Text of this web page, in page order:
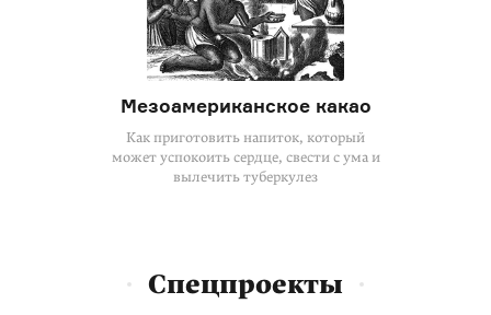
Мезоамериканское какао
Как приготовить напиток, который
может успокоить сердце, свести с ума и
вылечить туберкулез
Спецпроекты